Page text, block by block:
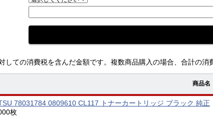
ての消費税を含んだ金額です。複数商品購入の場合、合計の消
商品名
78031784 0809610 CL117 トナーカートリッジ ブラック 純正
枚